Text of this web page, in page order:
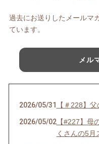
過去にお送りしたメールマ
ています。
メル
2026/05/31 【＃228】
2026/05/02【#227】母
くさんの5月